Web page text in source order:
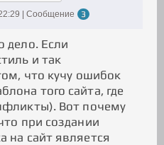
| Сообщение
3
дело. Если
и так
что кучу ошибок
того сайта, где
Вот почему
при создании
на сайт является